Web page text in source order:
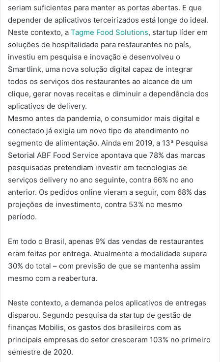
seriam suficientes para manter as portas abertas. E que
depender de aplicativos terceirizados está longe do ideal.
Neste contexto, a Tagme Food Solutions, startup líder em
soluções de hospitalidade para restaurantes no país,
investiu em pesquisa e inovação e desenvolveu o
Smartlink, uma nova solução digital capaz de integrar
todos os serviços dos restaurantes ao alcance de um
clique, gerar novas receitas e diminuir a dependência dos
aplicativos de delivery.
Mesmo antes da pandemia, o consumidor mais digital e
conectado já exigia um novo tipo de atendimento no
segmento de alimentação. Ainda em 2019, a 13ª Pesquisa
Setorial ABF Food Service apontava que 78% das marcas
pesquisadas pretendiam investir em tecnologias de
serviços delivery no ano seguinte, contra 66% no ano
anterior. Os pedidos online vieram a seguir, com 68% das
projeções de investimento, contra 53% no mesmo
período.
Em todo o Brasil, apenas 9% das vendas de restaurantes
eram feitas por entrega. Atualmente a modalidade supera
30% do total – com previsão de que se mantenha assim
mesmo com a reabertura.
Neste contexto, a demanda pelos aplicativos de entregas
disparou. Segundo pesquisa da startup de gestão de
finanças Mobilis, os gastos dos brasileiros com as
principais empresas do setor cresceram 103% no primeiro
semestre de 2020.